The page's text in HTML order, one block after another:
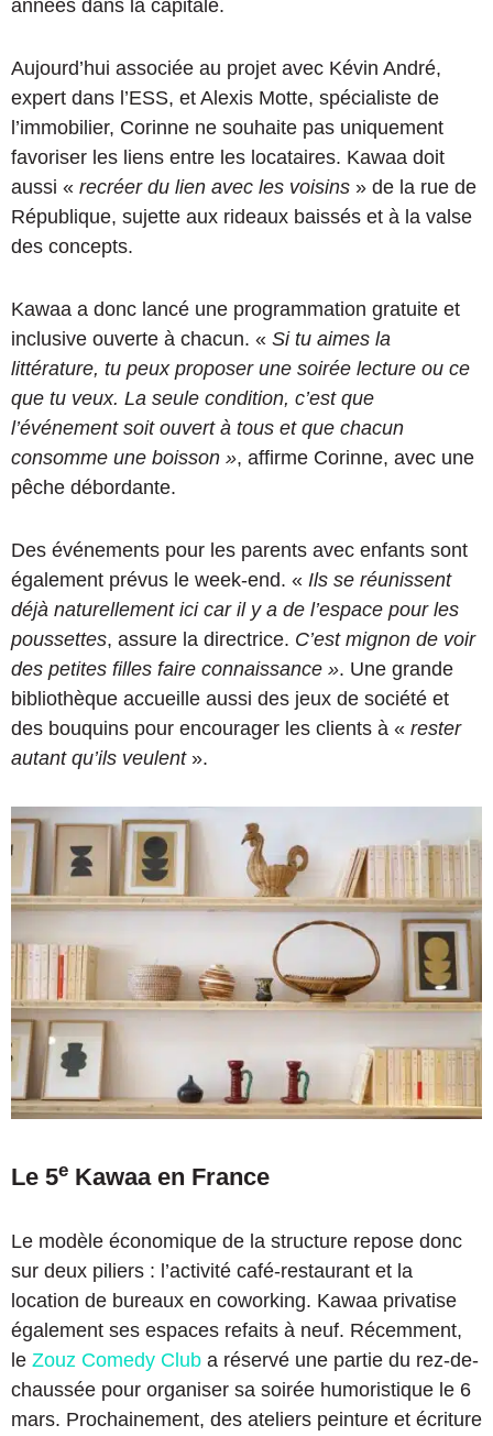
années dans la capitale.
Aujourd’hui associée au projet avec Kévin André,
expert dans l’ESS, et Alexis Motte, spécialiste de
l’immobilier, Corinne ne souhaite pas uniquement
favoriser les liens entre les locataires. Kawaa doit
aussi « recréer du lien avec les voisins » de la rue de
République, sujette aux rideaux baissés et à la valse
des concepts.
Kawaa a donc lancé une programmation gratuite et
inclusive ouverte à chacun. « Si tu aimes la
littérature, tu peux proposer une soirée lecture ou ce
que tu veux. La seule condition, c’est que
l’événement soit ouvert à tous et que chacun
consomme une boisson », affirme Corinne, avec une
pêche débordante.
Des événements pour les parents avec enfants sont
également prévus le week-end. « Ils se réunissent
déjà naturellement ici car il y a de l’espace pour les
poussettes, assure la directrice. C’est mignon de voir
des petites filles faire connaissance ». Une grande
bibliothèque accueille aussi des jeux de société et
des bouquins pour encourager les clients à « rester
autant qu’ils veulent».
Le 5e Kawaa en France
Le modèle économique de la structure repose donc
sur deux piliers : l’activité café-restaurant et la
location de bureaux en coworking. Kawaa privatise
également ses espaces refaits à neuf. Récemment,
le Zouz Comedy Club a réservé une partie du rez-de-
chaussée pour organiser sa soirée humoristique le 6
mars. Prochainement, des ateliers peinture et écriture